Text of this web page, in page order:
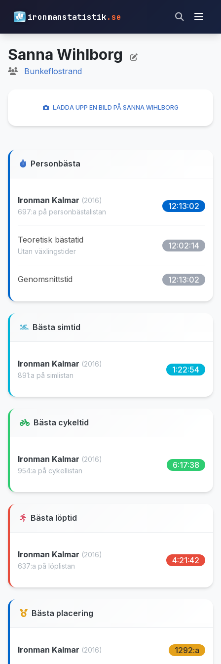
ironmanstatistik.se
Sanna Wihlborg
Bunkeflostrand
Personbästa
Ironman Kalmar (2016)
697:a på personbästalistan
12:13:02
Teoretisk bästatid
Utan växlingstider
12:02:14
Genomsnittstid 12:13:02
Bästa simtid
Ironman Kalmar (2016)
891:a på simlistan
1:22:54
Bästa cykeltid
Ironman Kalmar (2016)
954:a på cykellistan
6:17:38
Bästa löptid
Ironman Kalmar (2016)
637:a på löplistan
4:21:42
Bästa placering
Ironman Kalmar (2016) 1292:a
LADDA UPP EN BILD PÅ SANNA WIHLBORG